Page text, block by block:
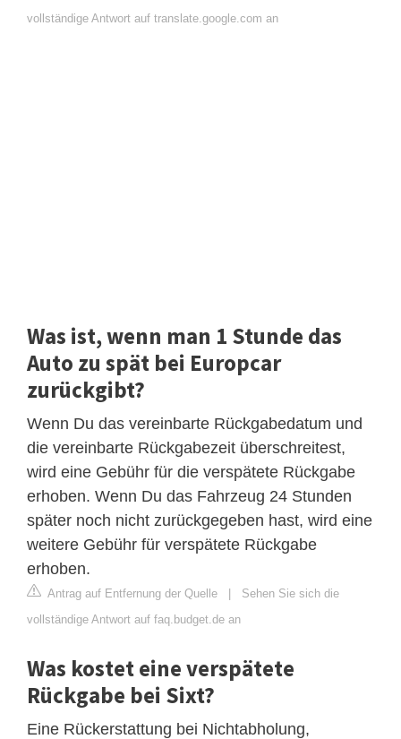
vollständige Antwort auf translate.google.com an
Was ist, wenn man 1 Stunde das
Auto zu spät bei Europcar
zurückgibt?
Wenn Du das vereinbarte Rückgabedatum und
die vereinbarte Rückgabezeit überschreitest,
wird eine Gebühr für die verspätete Rückgabe
erhoben. Wenn Du das Fahrzeug 24 Stunden
später noch nicht zurückgegeben hast, wird eine
weitere Gebühr für verspätete Rückgabe
erhoben.
Antrag auf Entfernung der Quelle | Sehen Sie sich die
vollständige Antwort auf faq.budget.de an
Was kostet eine verspätete
Rückgabe bei Sixt?
Eine Rückerstattung bei Nichtabholung,